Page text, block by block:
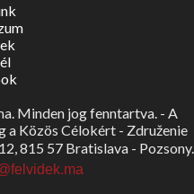
Minden jog fenntartva. - A
Közös Célokért - Združenie
815 57 Bratislava - Pozsony.